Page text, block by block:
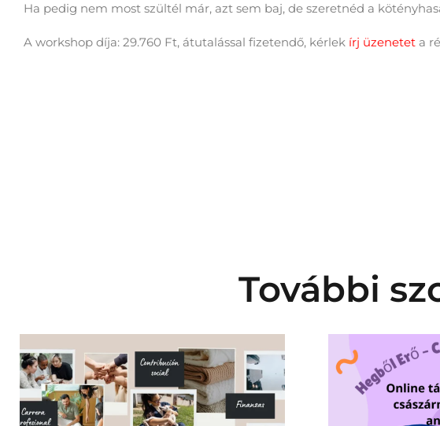
Ha pedig nem most szültél már, azt sem baj, de szeretnéd a
A workshop díja: 29.760 Ft, átutalással fizetendő, kérlek írj üzenetet a
További